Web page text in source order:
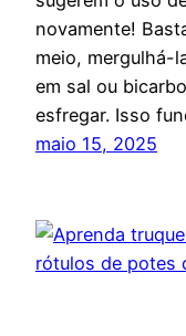
novamente!
meio, mergulhá-
em sal ou
esfregar. Isso
maio 15, 2025